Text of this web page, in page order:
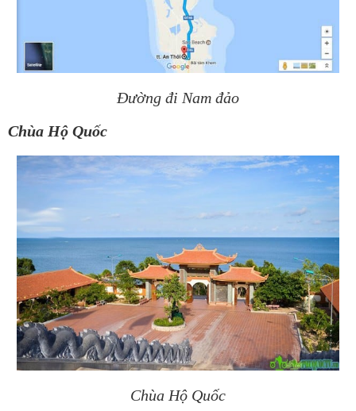
Đường đi Nam đảo
Chùa Hộ Quốc
Chùa Hộ Quốc